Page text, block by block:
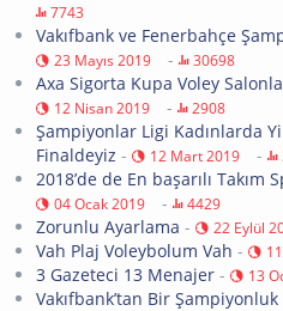
7743
Vakıfbank ve Fenerbahçe
23 Mayıs 2019 - 30698
Axa Sigorta Kupa Voley
12 Nisan 2019 - 2908
Şampiyonlar Ligi Kadınlarda
Finaldeyiz - 12 Mart 2019 -
2018’de de En başarılı Takım
04 Ocak 2019 - 4429
Zorunlu Ayarlama - 22 Eylül
Vah Plaj Voleybolum Vah -
3 Gazeteci 13 Menajer - 13
Vakıfbank’tan Bir Şampiyonluk